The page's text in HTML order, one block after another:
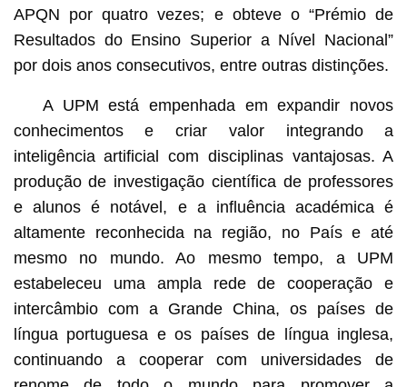
APQN por quatro vezes; e obteve o “Prémio de
Resultados do Ensino Superior a Nível Nacional”
por dois anos consecutivos, entre outras distinções.
A UPM está empenhada em expandir novos
conhecimentos e criar valor integrando a
inteligência artificial com disciplinas vantajosas. A
produção de investigação científica de professores
e alunos é notável, e a influência académica é
altamente reconhecida na região, no País e até
mesmo no mundo. Ao mesmo tempo, a UPM
estabeleceu uma ampla rede de cooperação e
intercâmbio com a Grande China, os países de
língua portuguesa e os países de língua inglesa,
continuando a cooperar com universidades de